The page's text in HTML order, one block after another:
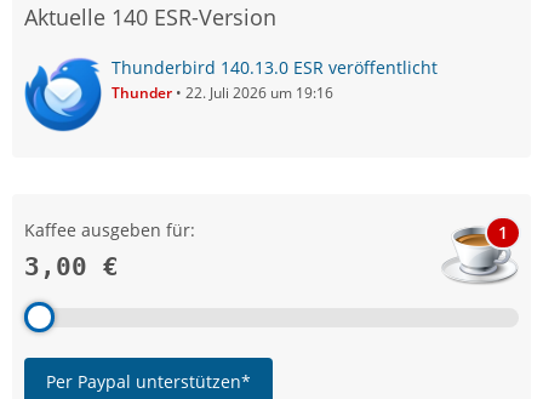
Aktuelle 140 ESR-Version
Thunderbird 140.13.0 ESR veröffentlicht
Thunder 22. Juli 2026 um 19:16
Kaffee ausgeben für:
3,00 €
1
Per Paypal unterstützen*